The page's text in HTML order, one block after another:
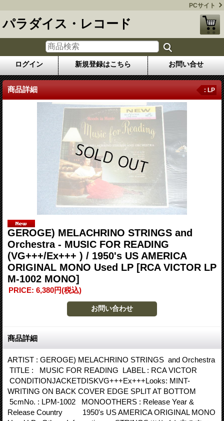
PCサイト
パラダイス・レコード
ログイン 新規登録はこちら お問い合せ
商品詳細 : LP
GEROGE) MELACHRINO STRINGS and
Orchestra - MUSIC FOR READING
(VG+++/Ex+++ ) / 1950's US AMERICA
ORIGINAL MONO Used LP [RCA VICTOR LP
M-1002 MONO]
PRICE: 6,380円(税込)
商品詳細
ARTIST : GEROGE) MELACHRINO STRINGS and Orchestra
TITLE : MUSIC FOR READING LABEL : RCA VICTOR
CONDITIONJACKETDISKVG+++Ex+++Looks: MINT-
WRITING ON BACK COVER EDGE SPLIT AT BOTTOM
5cmNo. : LPM-1002 MONOOTHERS : Release Year &
Release Country 1950's US AMERICA ORIGINAL MONO